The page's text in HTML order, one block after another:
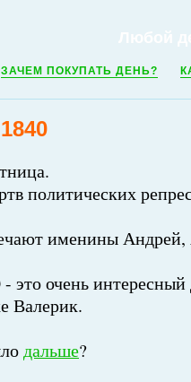
ЗАЧЕМ ПОКУПАТЬ ДЕНЬ?
политических
именины
это очень
Валерик.
дальше?